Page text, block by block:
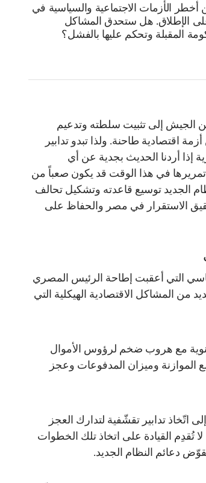
2011، واحدة من أخطر الأزمات الاجتماعية والسياسية في
الإطلاق. هل ستحدق المشاكل
المقبلة وتحكم عليها بالفشل؟
الجيش إلى تثبيت سلطته وتدعيم
اقتصادية طاحنة. ولذا تبدو تدابير
إذا أردنا الحديث بجدية عن أي
تمريرها في هذا الوقت قد يكون صعباً من
الجديد توسيع قاعدته وتشكيل تحالف
الاستقرار في مصر والحفاظ على
التي أعقبت إطاحة الرئيس المصري
في العام 2011 العديد من المشاكل الاقتصادية الهيكلية التي
مع هروب ضخم لرؤوس الأموال
الموازنة وميزان المدفوعات وعجز
اتّخاذ تدابير تقشّفية لتدارك العجز
لا تُقدِم القيادة على اتخاذ تلك الخطوات
دعائم النظام الجديد.